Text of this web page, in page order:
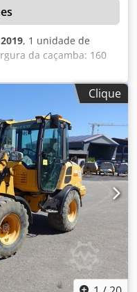
2019, 1 unidade de
da caçamba: 160
Todas as especificações
encontradas em
para download!
a imagem, de acordo
2019 ID do
usado
Clique